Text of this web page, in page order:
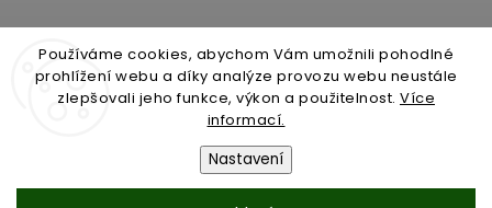
Používáme cookies, abychom Vám umožnili pohodlné
prohlížení webu a díky analýze provozu webu neustále
zlepšovali jeho funkce, výkon a použitelnost. Více
informací.
Nastavení
Shoptet| Design